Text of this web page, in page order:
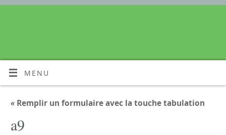
MENU
« Remplir un formulaire avec la touche tabulation
a9